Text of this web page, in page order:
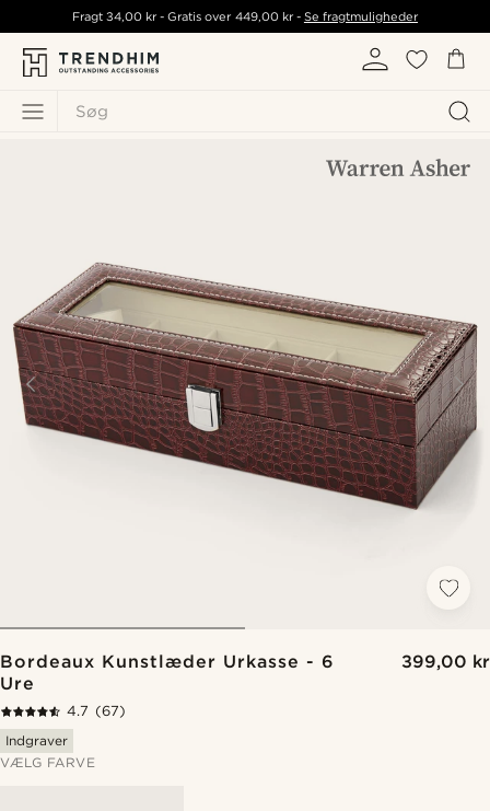
Søg
Fragt34,00 kr - Gratis over 449,00 kr- Se fragtmuligheder
Bordeaux Kunstlæder Urkasse - 6
Ure
399,00 kr
4.7 (67)
Indgraver
VÆLG FARVE